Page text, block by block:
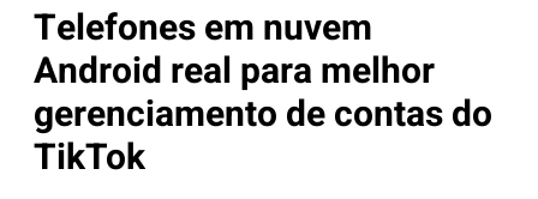
Telefones em nuvem
Android real para melhor
gerenciamento de contas do
TikTok